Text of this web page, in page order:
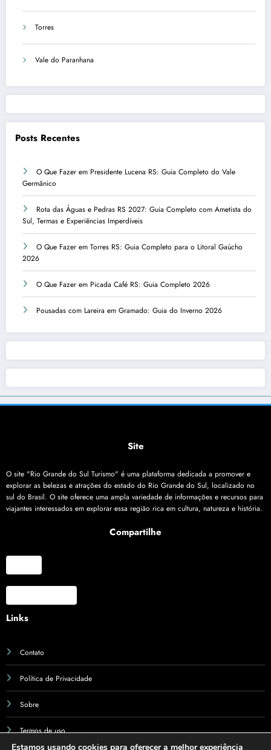
Torres
Vale do Paranhana
Posts Recentes
O Que Fazer em Presidente Lucena RS: Guia Completo do Vale
Germânico
Rota das Águas e Pedras RS 2027: Guia Completo com Ametista do
Sul, Termas e Experiências Imperdíveis
O Que Fazer em Torres RS: Guia Completo para o Litoral Gaúcho
2026
O Que Fazer em Picada Café RS: Guia Completo 2026
Pousadas com Lareira em Gramado: Guia do Inverno 2026
Site
O site "Rio Grande do Sul Turismo" é uma plataforma dedicada a promover e
explorar as belezas e atrações do estado do Rio Grande do Sul, localizado no
sul do Brasil. O site oferece uma ampla variedade de informações e recursos para
viajantes interessados em explorar essa região rica em cultura, natureza e história.
Compartilhe
Links
Contato
Política de Privacidade
Sobre
Termos de uso
Estamos usando cookies para oferecer a melhor experiência